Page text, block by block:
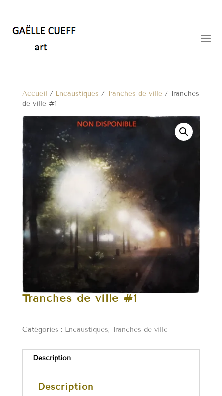
Accueil / Encaustiques / Tranches de ville/ Tranches
de ville #1
Tranches de ville #1
Catégories : Encaustiques, Tranches de ville
Description
Description